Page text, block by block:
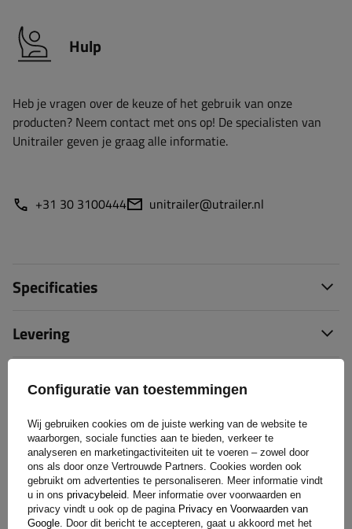
Hulp
Heb je vragen over de keuze of het gebruik van onze
producten? Neem contact met ons op! De specialisten van
Unitrailer geven je graag alle informatie.
+31 30 3100444 unitrailer@utrailer.nl
Specificaties
Levering
Stel uw vraag
Beoordelingen (1)
5/5
Configuratie van toestemmingen
Wij gebruiken cookies om de juiste werking van de website te
waarborgen, sociale functies aan te bieden, verkeer te
analyseren en marketingactiviteiten uit te voeren – zowel door
ons als door onze Vertrouwde Partners. Cookies worden ook
gebruikt om advertenties te personaliseren. Meer informatie vindt
u in ons privacybeleid . Meer informatie over voorwaarden en
privacy vindt u ook op de pagina Privacy en Voorwaarden van
Google . Door dit bericht te accepteren, gaat u akkoord met het